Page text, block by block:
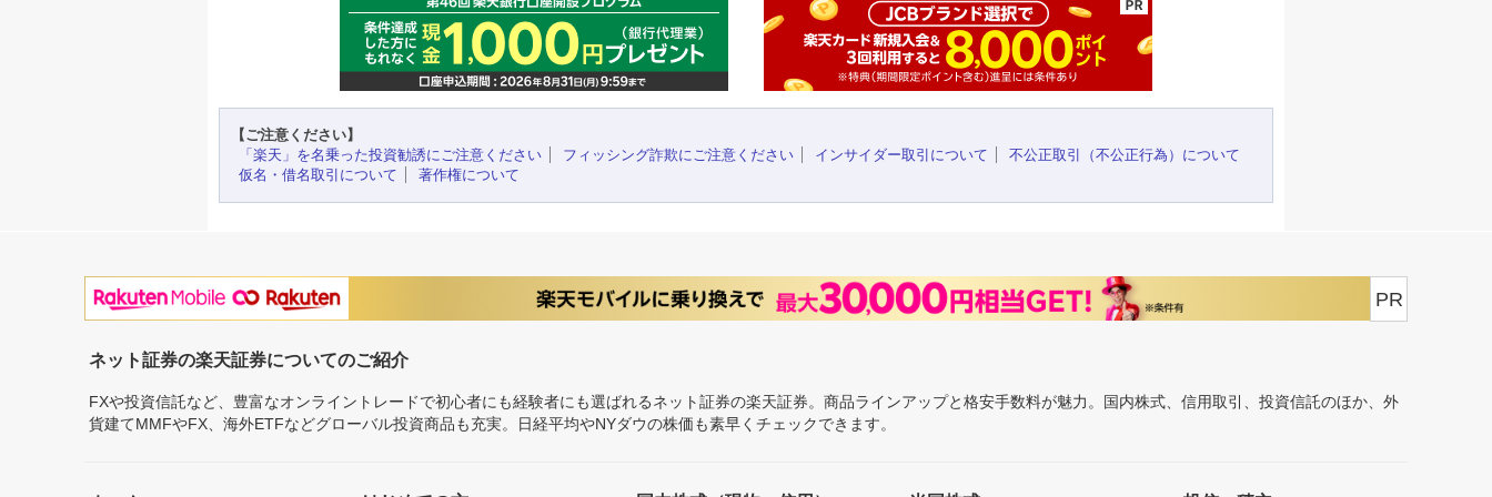
【ご注意ください】
「楽天」を名乗った投資勧誘にご注意ください
フィッシング詐欺にご注意ください インサイダー取引について
不公正取引（不公正行為）について
仮名・借名取引について
著作権について
PR
ネット証券の楽天証券についてのご紹介
FXや投資信託など、豊富なオンライントレードで初心者にも経験者にも選ばれるネット証券の楽天証券。商品ラインアップと格安手数料が魅力。国内株式、信用取引、投資信託のほか、外
貨建てMMFやFX、海外ETFなどグローバル投資商品も充実。日経平均やNYダウの株価も素早くチェックできます。